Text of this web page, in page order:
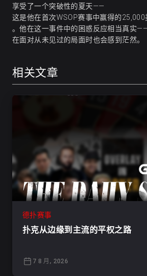
享受了一个突破性的夏天——
这是他在首次WSOP赛事中赢得的
。他在这一事件中的困惑反应相当真实
在面对从未见过的局面时也会感到茫然。
相关文章
德扑赛事
扑克从边缘到主流的平权之路
7 8 月, 2026